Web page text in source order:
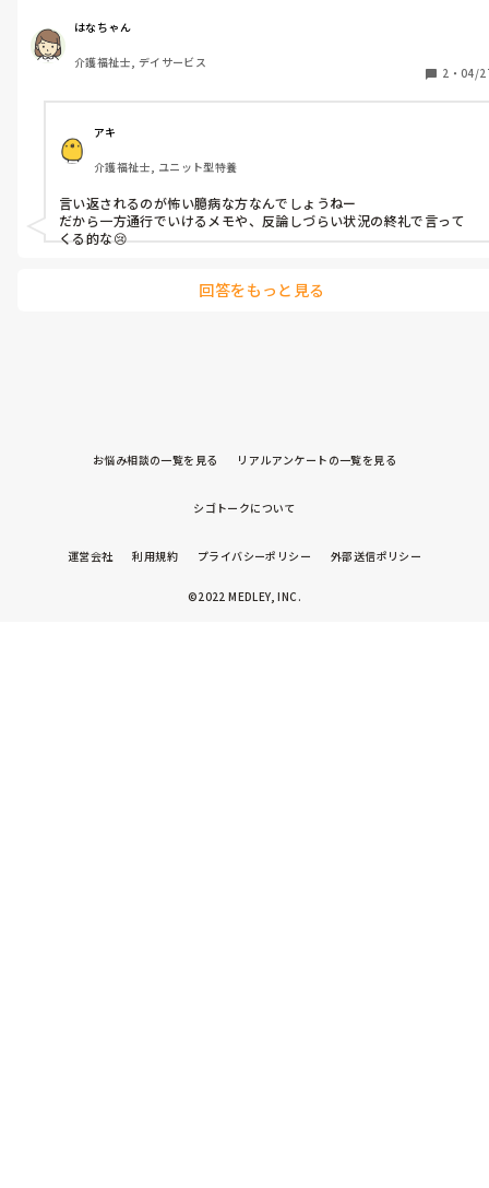
今の仕事場の人達結構そんな人多い...
直接言った方が早いのにメモ渡して来たり...
休みやったらメモ置いといてくれたら良いけどフロアーで顔合わ
はなちゃん
介護福祉士, デイサービス
2 ・ 04/
アキ
介護福祉士, ユニット型特養
言い返されるのが怖い臆病な方なんでしょうねー
だから一方通行でいけるメモや、反論しづらい状況の終礼で言って
くる的な😢
回答をもっと見る
お悩み相談の一覧を見る リアルアンケートの一覧を見る
シゴトークについて
運営会社 利用規約 プライバシーポリシー 外部送信ポリシー
©2022 MEDLEY, INC.